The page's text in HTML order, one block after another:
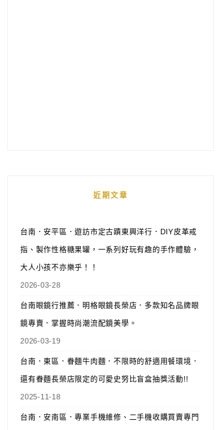
近期文章
台南．安平區．遊訪市定古蹟東興洋行．DIY皮革戒
指、製作性格糖果罐，一系列好玩有趣的手作體驗，
大人小孩不亦樂乎！！
2026-03-28
台南眼鏡行推薦．明格眼鏡長榮店．多款知名品牌眼
鏡專賣．掌握時尚潮流配鏡美學。
2026-03-19
台南．東區．眷麵牛肉麵．不限時的舒適用餐環境．
還有眷麵長榮店限定的可愛史努比盲盒抽獎活動!!
2025-11-18
台南．安南區．專業手機維修、二手機收購買賣專門